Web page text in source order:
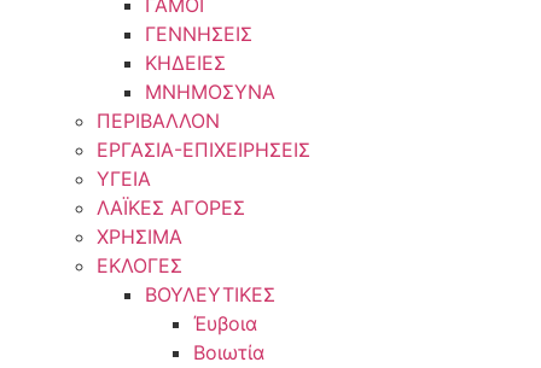
ΓΑΜΟΙ
ΓΕΝΝΗΣΕΙΣ
ΚΗΔΕΙΕΣ
ΜΝΗΜΟΣΥΝΑ
ΠΕΡΙΒΑΛΛΟΝ
ΕΡΓΑΣΙΑ-ΕΠΙΧΕΙΡΗΣΕΙΣ
ΥΓΕΙΑ
ΛΑΪΚΕΣ ΑΓΟΡΕΣ
ΧΡΗΣΙΜΑ
ΕΚΛΟΓΕΣ
ΒΟΥΛΕΥΤΙΚΕΣ
Έυβοια
Βοιωτία